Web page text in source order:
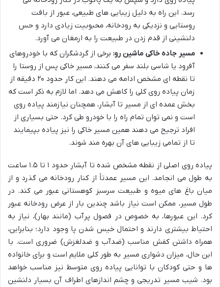
رسد. این راه به دلیل زیبایی های طبیعی، عبور از بافت
روستایی و نزدیکی به رودخانه، محبوبیت زیادی دارد و حس
دلنشینی از قدم زدن در طبیعت را به ارمغان می آورد.
مسیر جاده خاکی ماشین رو: برخی از گردشگران که با خودروهای
آفرود یا شاسی بلند سفر می کنند، مسیر خاکی پس از روستا را
تا نقطه ای مشخص ادامه می دهند. این کار حدود ۲۰ دقیقه از
زمان پیاده روی کلی را کاهش می دهد. اما لازم به ذکر است که
بخش عمده ای از مسیر تا آبشار، همچنان نیازمند پیاده روی
است و نمی توان تمام راه را با خودرو طی کرد. حتی بسیاری از
افراد ترجیح می دهند همین مسیر خاکی را نیز پیاده بپیمایند
تا از تمامی زیبایی های آن بهره مند شوند.
پیاده روی اصلی از نقطه مشخص شده تا آبشار حدود ۱ تا ۱.۵ ساعت
به طول می انجامد. این مسیر عمدتاً از کنار رودخانه می گذرد و از
میان باغ های میوه و طبیعت سرسبز کوهستانی عبور می کند. در
طول مسیر، ممکن است نیاز باشد چندین بار از عرض رودخانه عبور
کرد. این عبورها، به خصوص در فصول پرآب (مانند بهار)، نیاز به
احتیاط بیشتری دارند و احتمال خیس شدن پا وجود دارد؛ بنابراین،
همراه داشتن کفش مناسب (ضدآب و ضدلغزش) ضروری است. با
این حال، میزان دشواری مسیر به طور کلی ملایم است و برای خانواده
ها و حتی کودکان با توانایی پیاده روی متوسط نیز مناسب خواهد
بود. شیب مسیر تدریجی و چشم اندازهای اطراف آن بسیار دلنشین